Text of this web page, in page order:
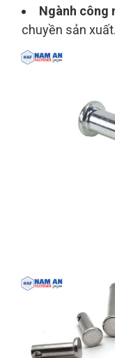
Ngành công
chuyền sản xuất.